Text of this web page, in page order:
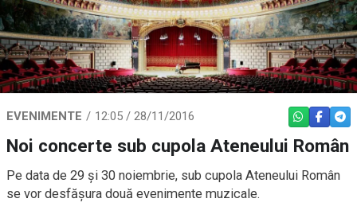
EVENIMENTE 12:05 / 28/11/2016 WHATSAPP
Noi concerte sub cupola Ateneului Român
Pe data de 29 şi 30 noiembrie, sub cupola Ateneului Român
se vor desfăşura două evenimente muzicale.